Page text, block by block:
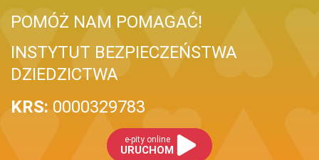
POMÓŻ NAM POMAGAĆ!
INSTYTUT BEZPIECZEŃSTWA
DZIEDZICTWA
KRS: 0000329783
e-pity online
URUCHOM